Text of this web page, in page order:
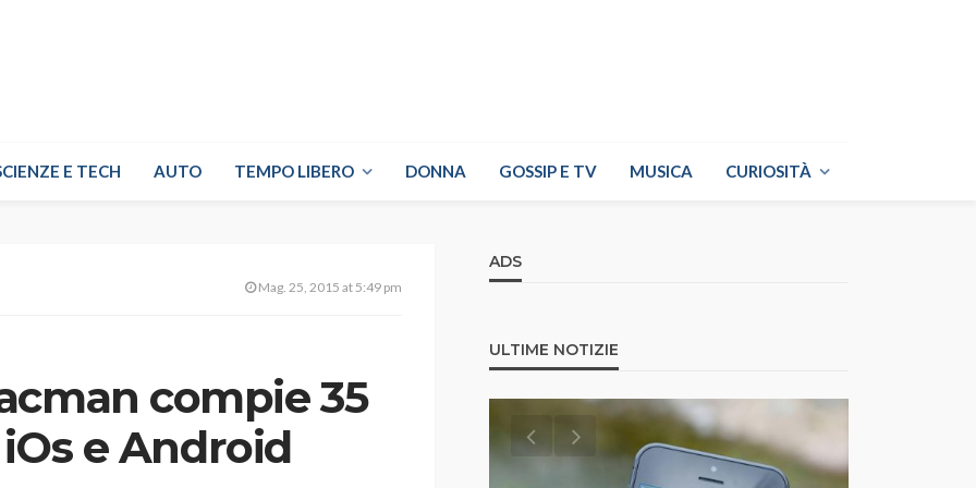
E TECH AUTO TEMPO LIBERO DONNA GOSSIP E TV MUSICA CURIOSITÀ
Mag. 25, 2015 at 5:49 pm
compie 35
e Android
ADS
ULTIME NOTIZIE